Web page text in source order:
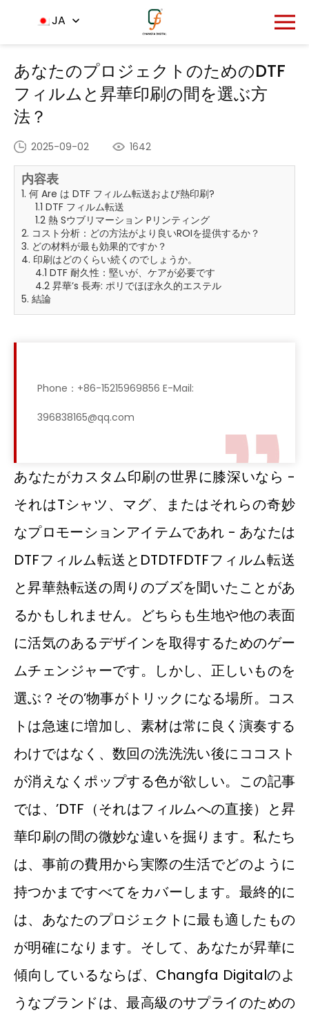
JA
ホーム - ニュースセンター -
あなたのプロジェクトのため
のDTFフィルムと昇華印刷の間を選ぶ方法？
あなたのプロジェクトのためのDTF
フィルムと昇華印刷の間を選ぶ方
法？
2025-09-02 1642
内容表
1. 何 Are は DTF フィルム転送および熱印刷?
1.1 DTF フィルム転送
1.2 熱 Sウブリマーション Pリンティング
2. コスト分析：どの方法がより良いROIを提供するか？
3. どの材料が最も効果的ですか？
4. 印刷はどのくらい続くのでしょうか。
4.1 DTF 耐久性：堅いが、ケアが必要です
4.2 昇華’s 長寿: ポリでほぼ永久的エステル
5. 結論
Phone：+86-15215969856 E-Mail:
396838165@qq.com
あなたがカスタム印刷の世界に膝深いなら -
それはTシャツ、マグ、またはそれらの奇妙
なプロモーションアイテムであれ - あなたは
DTFフィルム転送とDTDTFDTFフィルム転送
と昇華熱転送の周りのブズを聞いたことがあ
るかもしれません。どちらも生地や他の表面
に活気のあるデザインを取得するためのゲー
ムチェンジャーです。しかし、正しいものを
選ぶ？その’物事がトリックになる場所。コス
トは急速に増加し、素材は常に良く演奏する
わけではなく、数回の洗洗洗い後にココスト
が消えなくポップする色が欲しい。この記事
では、’DTF（それはフィルムへの直接）と昇
華印刷の間の微妙な違いを掘ります。私たち
は、事前の費用から実際の生活でどのように
持つかまですべてをカバーします。最終的に
は、あなたのプロジェクトに最も適したもの
が明確になります。そして、あなたが昇華に
傾向しているならば、Changfa Digitalのよ
うなブランドは、最高級のサプライのための